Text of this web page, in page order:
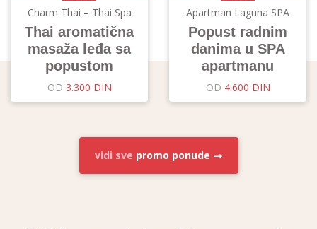
Charm Thai – Thai Spa
Thai aromatična
masaža leđa sa
popustom
OD 3.300 DIN
Apartman Laguna SPA
Popust radnim
danima u SPA
apartmanu
OD 4.600 DIN
vidi sve promo ponude